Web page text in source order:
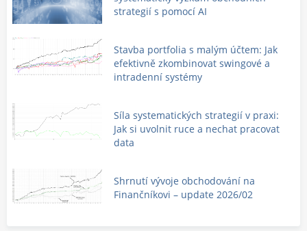
strategií s pomocí AI
Stavba portfolia s malým účtem: Jak
efektivně zkombinovat swingové a
intradenní systémy
Síla systematických strategií v praxi:
Jak si uvolnit ruce a nechat pracovat
data
Shrnutí vývoje obchodování na
Finančníkovi – update 2026/02